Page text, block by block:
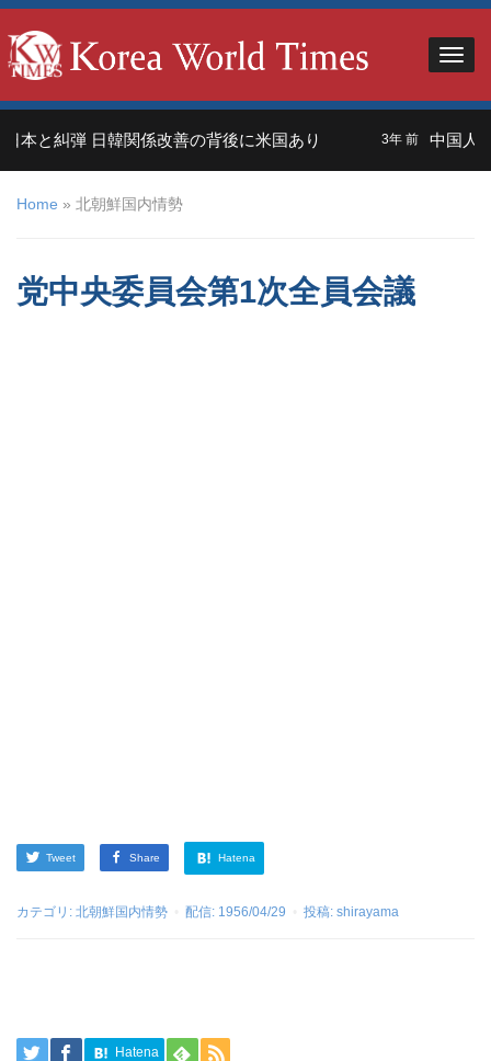
と糾弾 日韓関係改善の背後に米国あり 3年 前 中国人観
Home » 北朝鮮国内情勢
党中央委員会第1次全員会議
Tweet Share Hatena
カテゴリ: 北朝鮮国内情勢 配信: 1956/04/29 投稿: shirayama
Hatena